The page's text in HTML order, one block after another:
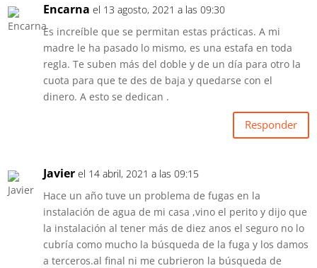
Encarna el 13 agosto, 2021 a las 09:30
Es increíble que se permitan estas prácticas. A mi
madre le ha pasado lo mismo, es una estafa en toda
regla. Te suben más del doble y de un día para otro la
cuota para que te des de baja y quedarse con el
dinero. A esto se dedican .
Responder
Javier el 14 abril, 2021 a las 09:15
Hace un año tuve un problema de fugas en la
instalación de agua de mi casa ,vino el perito y dijo que
la instalación al tener más de diez anos el seguro no lo
cubría como mucho la búsqueda de la fuga y los damos
a terceros.al final ni me cubrieron la búsqueda de